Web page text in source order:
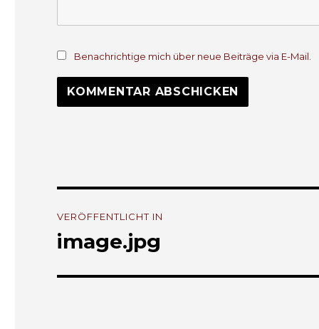
Benachrichtige mich über neue Beiträge via E-Mail.
Navigation
VERÖFFENTLICHT IN
image.jpg